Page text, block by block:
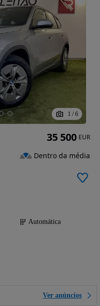
1 / 6
Automática
Ver anúncios
35 500 EUR
Dentro da média